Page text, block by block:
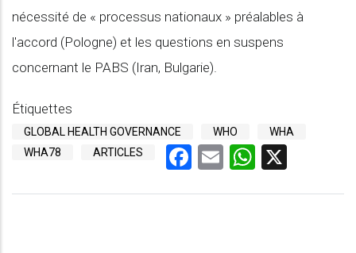
nécessité de « processus nationaux » préalables à
l'accord (Pologne) et les questions en suspens
concernant le PABS (Iran, Bulgarie).
Étiquettes
GLOBAL HEALTH GOVERNANCE WHO
WHA
WHA78
ARTICLES Facebook
Email